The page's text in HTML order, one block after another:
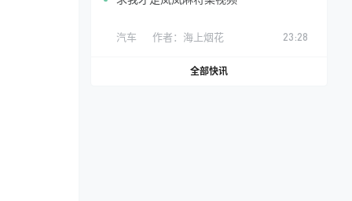
汽车 作者： 海上烟花 23:28
全部快讯